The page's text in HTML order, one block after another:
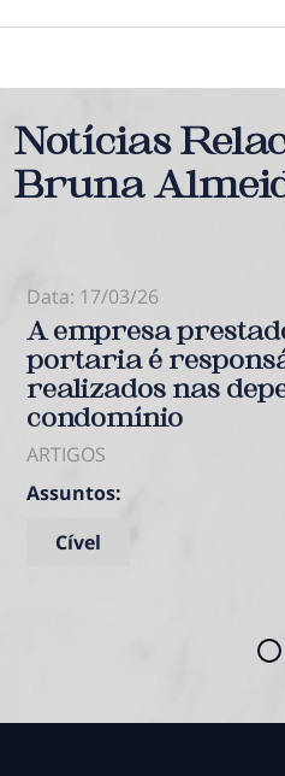
Notícias
Bruna
Data: 17/03/26
A empresa
portaria é
realizados nas
condomínio
ARTIGOS
Assuntos:
Cível